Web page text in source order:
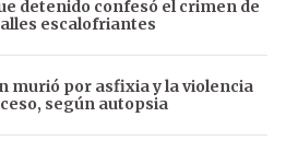
detenido confesó el crimen de
escalofriantes
murió por asfixia y la violencia
según autopsia